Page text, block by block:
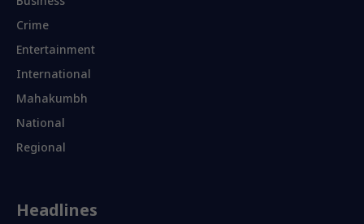
Crime
Entertainment
International
Mahakumbh
National
Regional
Headlines